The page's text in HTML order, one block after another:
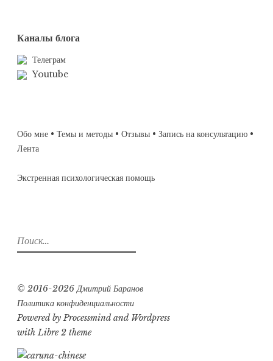
Каналы блога
Телеграм
Youtube
Обо мне • Темы и методы • Отзывы • Запись на консультацию •
Лента
Экстренная психологическая помощь
Найти:
© 2016-2026 Дмитрий Баранов
Политика конфиденциальности
Powered by Processmindand Wordpress
with Libre 2 theme